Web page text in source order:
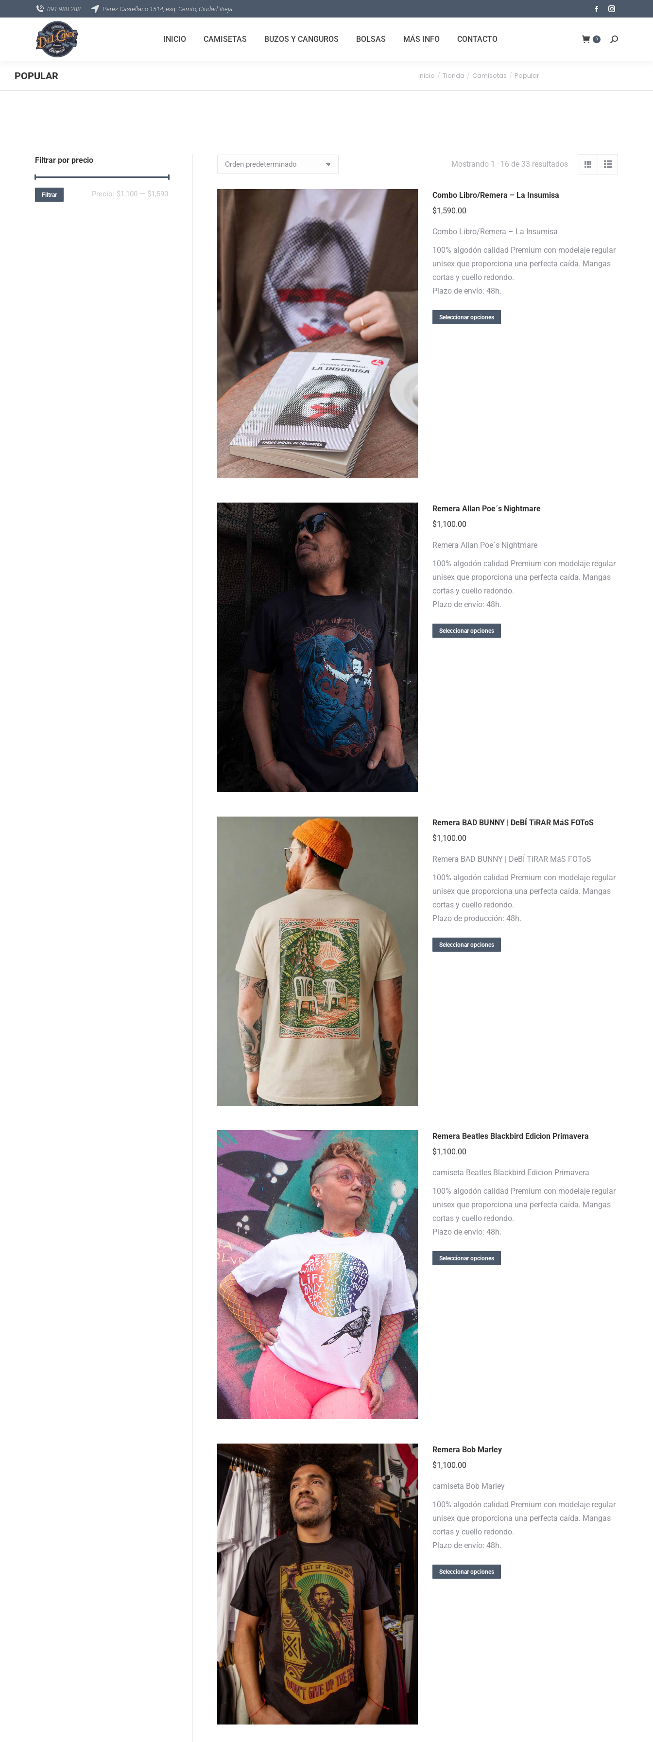
091 988 288 Perez Castellano 1514, esq. Cerrito, Ciudad Vieja
INICIO CAMISETAS BUZOS Y CANGUROS BOLSAS MÁS INFO CONTACTO 0
POPULAR Inicio Tienda Camisetas Popular
Mostrando 1–16 de 33 resultados
Combo Libro/Remera – La Insumisa
$1,590.00
Combo Libro/Remera – La Insumisa
100% algodón calidad Premium con modelaje regular
unisex que proporciona una perfecta caída. Mangas
cortas y cuello redondo.
Plazo de envío: 48h.
Seleccionar opciones
Remera Allan Poe´s Nightmare
$1,100.00
Remera Allan Poe´s Nightmare
100% algodón calidad Premium con modelaje regular
unisex que proporciona una perfecta caída. Mangas
cortas y cuello redondo.
Plazo de envío: 48h.
Seleccionar opciones
Remera BAD BUNNY | DeBÍ TiRAR MáS FOToS
$1,100.00
Remera BAD BUNNY | DeBÍ TiRAR MáS FOToS
100% algodón calidad Premium con modelaje regular
unisex que proporciona una perfecta caída. Mangas
cortas y cuello redondo.
Plazo de producción: 48h.
Seleccionar opciones
Remera Beatles Blackbird Edicion Primavera
$1,100.00
camiseta Beatles Blackbird Edicion Primavera
100% algodón calidad Premium con modelaje regular
unisex que proporciona una perfecta caída. Mangas
cortas y cuello redondo.
Plazo de envío: 48h.
Seleccionar opciones
Remera Bob Marley
$1,100.00
camiseta Bob Marley
100% algodón calidad Premium con modelaje regular
unisex que proporciona una perfecta caída. Mangas
cortas y cuello redondo.
Plazo de envío: 48h.
Seleccionar opciones
Filtrar por precio
Filtrar Precio: $1,100 — $1,590